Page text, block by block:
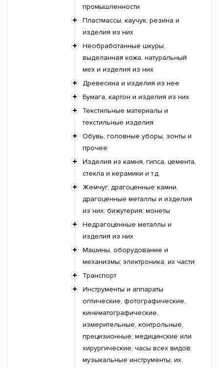
промышленности
Пластмассы, каучук, резина и
изделия из них
Необработанные шкуры,
выделанная кожа, натуральный
мех и изделия из них
Древесина и изделия из нее
Бумага, картон и изделия из них
Текстильные материалы и
текстильные изделия
Обувь, головные уборы, зонты и
прочее
Изделия из камня, гипса, цемента,
стекла и керамики и т.д.
Жемчуг, драгоценные камни,
драгоценные металлы и изделия
из них; бижутерия; монеты
Недрагоценные металлы и
изделия из них
Машины, оборудование и
механизмы; электроника; их части;
Транспорт
Инструменты и аппараты
оптические, фотографические,
кинематографические,
измерительные, контрольные,
прецизионные, медицинские или
хирургические; часы всех видов;
музыкальные инструменты; их